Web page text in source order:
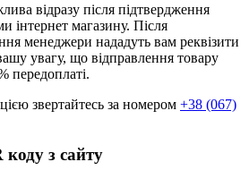
відразу після підтвердження
інтернет магазину. Після
менеджери нададуть вам реквізити
увагу, що відправлення товару
передоплаті.
звертайтесь за номером +38 (067)
з сайту